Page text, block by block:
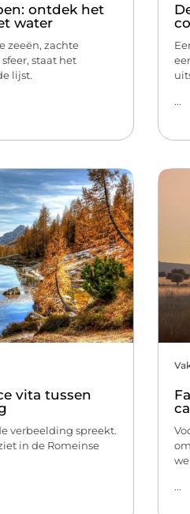
ontdek het
water
zeeën, zachte
staat het
lijst.
...
vita tussen
verbeelding spreekt.
in de Romeinse
...